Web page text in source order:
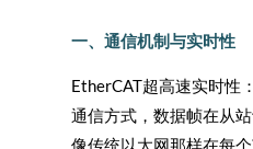
一、通信机制与实时性
EtherCAT超高速实时性
通信方式，数据帧在从
像传统以太网那样在每